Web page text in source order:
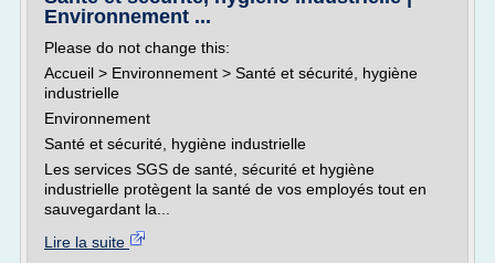
Environnement ...
Please do not change this:
Accueil > Environnement > Santé et sécurité, hygiène
industrielle
Environnement
Santé et sécurité, hygiène industrielle
Les services SGS de santé, sécurité et hygiène
industrielle protègent la santé de vos employés tout en
sauvegardant la...
Lire la suite